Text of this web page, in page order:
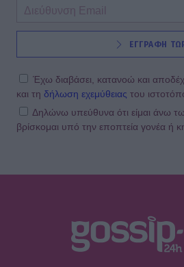
ΕΓΓΡΑΦΗ
Έχω διαβάσει, κατανοώ και
και τη δήλωση εχεμύθειας του
Δηλώνω υπεύθυνα ότι είμαι άνω
βρίσκομαι υπό την εποπτεία γονέα ή